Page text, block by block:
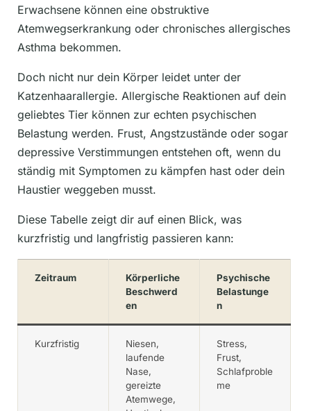
Erwachsene können eine obstruktive
Atemwegserkrankung oder chronisches allergisches
Asthma bekommen.
Doch nicht nur dein Körper leidet unter der
Katzenhaarallergie. Allergische Reaktionen auf dein
geliebtes Tier können zur echten psychischen
Belastung werden. Frust, Angstzustände oder sogar
depressive Verstimmungen entstehen oft, wenn du
ständig mit Symptomen zu kämpfen hast oder dein
Haustier weggeben musst.
Diese Tabelle zeigt dir auf einen Blick, was
kurzfristig und langfristig passieren kann:
Zeitraum
Körperliche
Beschwerd
en
Psychische
Belastunge
n
Kurzfristig
Niesen,
laufende
Nase,
gereizte
Atemwege,
Stress,
Frust,
Schlafproble
me